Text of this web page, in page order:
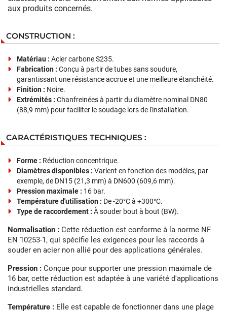
aux produits concernés.
CONSTRUCTION :
Matériau : Acier carbone S235.
Fabrication : Conçu à partir de tubes sans soudure,
garantissant une résistance accrue et une meilleure étanchéité.
Finition : Noire.
Extrémités : Chanfreinées à partir du diamètre nominal DN80
(88,9 mm) pour faciliter le soudage lors de l'installation.
CARACTÉRISTIQUES TECHNIQUES :
Forme : Réduction concentrique.
Diamètres disponibles : Varient en fonction des modèles, par
exemple, de DN15 (21,3 mm) à DN600 (609,6 mm).
Pression maximale : 16 bar.
Température d'utilisation : De -20°C à +300°C.
Type de raccordement : À souder bout à bout (BW).
Normalisation : Cette réduction est conforme à la norme NF
EN 10253-1, qui spécifie les exigences pour les raccords à
souder en acier non allié pour des applications générales.
Pression : Conçue pour supporter une pression maximale de
16 bar, cette réduction est adaptée à une variété d'applications
industrielles standard.
Température : Elle est capable de fonctionner dans une plage